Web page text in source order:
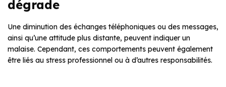
dégrade
Une diminution des échanges téléphoniques ou des messages,
ainsi qu’une attitude plus distante, peuvent indiquer un
malaise. Cependant, ces comportements peuvent également
être liés au stress professionnel ou à d’autres responsabilités.